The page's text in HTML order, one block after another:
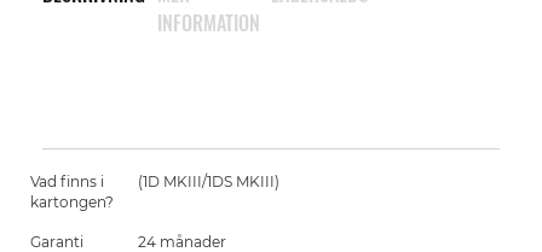
INFORMATION
Vad finns i
kartongen?
(1D MKIII/1DS MKIII)
Garanti
24 månader